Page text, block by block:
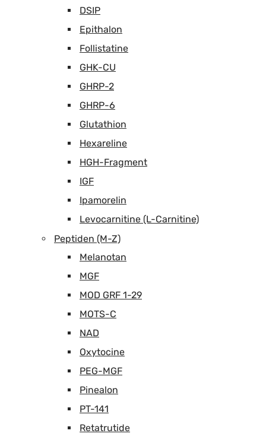
DSIP
Epithalon
Follistatine
GHK-CU
GHRP-2
GHRP-6
Glutathion
Hexareline
HGH-Fragment
IGF
Ipamorelin
Levocarnitine (L-Carnitine)
Peptiden (M-Z)
Melanotan
MGF
MOD GRF 1-29
MOTS-C
NAD
Oxytocine
PEG-MGF
Pinealon
PT-141
Retatrutide